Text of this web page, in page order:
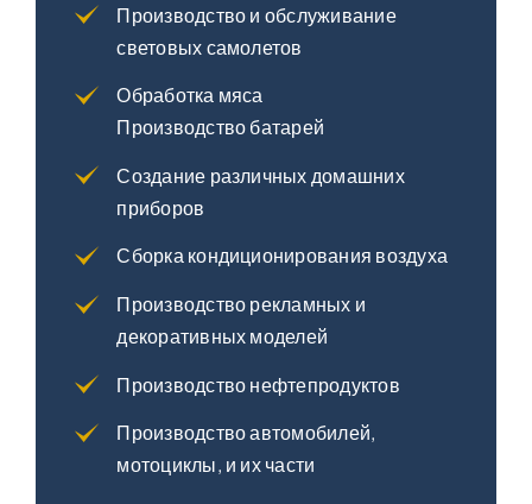
Производство и обслуживание
световых самолетов
Обработка мяса
Производство батарей
Создание различных домашних
приборов
Сборка кондиционирования воздуха
Производство рекламных и
декоративных моделей
Производство нефтепродуктов
Производство автомобилей,
мотоциклы, и их части